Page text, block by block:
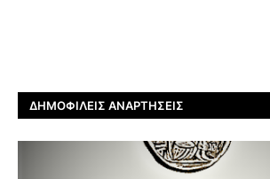
ΔΗΜΟΦΙΛΕΊΣ ΑΝΑΡΤΉΣΕΙΣ